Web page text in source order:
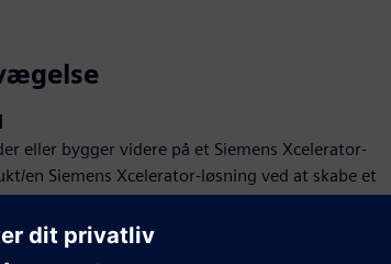
eller bygger videre på et Siemens Xcelerator-
en Siemens Xcelerator-løsning ved at skabe et
af Siemens Xcelerator-produktet og sit eget